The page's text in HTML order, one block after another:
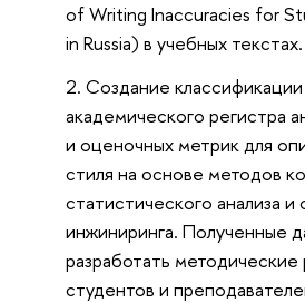
of Writing Inaccuracies for
in Russia) в учебных текстах.
Создание
академического регистра
и оценочных метрик для
стиля на основе методов
статистического анализа и
инжиниринга. Полученные
разработать
студентов и